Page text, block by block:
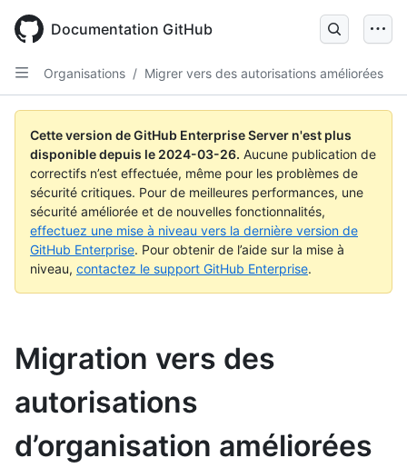
main
content
Documentation GitHub
Organisations / Migrer vers des autorisations améliorées
Cette version de GitHub Enterprise Server n'est plus
disponible depuis le 2024-03-26. Aucune publication de
correctifs n’est effectuée, même pour les problèmes de
sécurité critiques. Pour de meilleures performances, une
sécurité améliorée et de nouvelles fonctionnalités,
effectuez une mise à niveau vers la dernière version de
GitHub Enterprise. Pour obtenir de l’aide sur la mise à
niveau, contactez le support GitHub Enterprise.
Migration vers des
autorisations
d’organisation améliorées